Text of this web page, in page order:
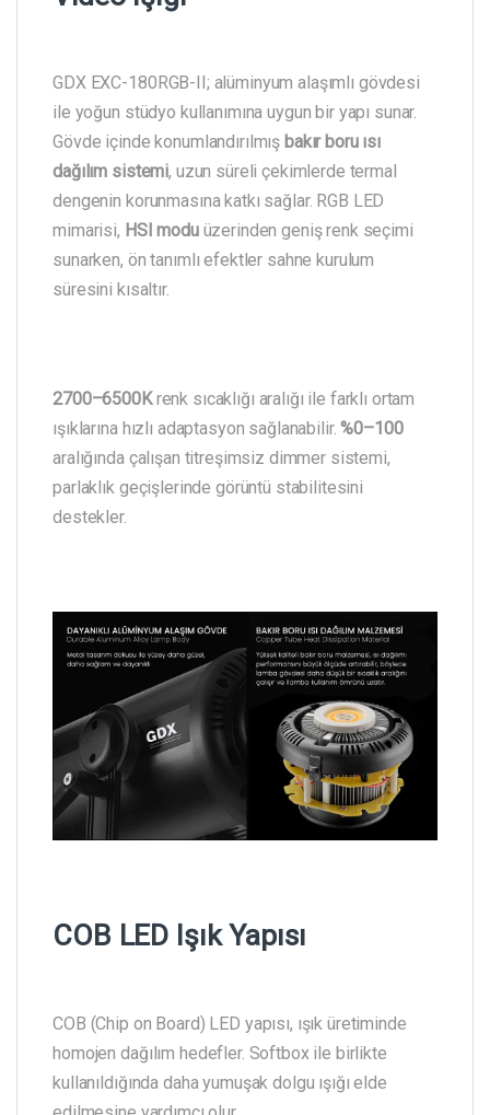
GDX EXC-180RGB-II; alüminyum alaşımlı gövdesi
ile yoğun stüdyo kullanımına uygun bir yapı sunar.
Gövde içinde konumlandırılmış bakır boru ısı
dağılım sistemi, uzun süreli çekimlerde termal
dengenin korunmasına katkı sağlar. RGB LED
mimarisi, HSI moduüzerinden geniş renk seçimi
sunarken, ön tanımlı efektler sahne kurulum
süresini kısaltır.
2700–6500Krenk sıcaklığı aralığı ile farklı ortam
ışıklarına hızlı adaptasyon sağlanabilir.%0–100
aralığında çalışan titreşimsiz dimmer sistemi,
parlaklık geçişlerinde görüntü stabilitesini
destekler.
COB LED Işık Yapısı
COB (Chip on Board) LED yapısı, ışık üretiminde
homojen dağılım hedefler. Softbox ile birlikte
kullanıldığında daha yumuşak dolgu ışığı elde